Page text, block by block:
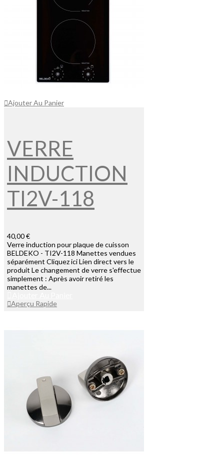
Ajouter Au Panier
VERRE
INDUCTION
TI2V-118
40,00 €
Verre induction pour plaque de cuisson
BELDEKO - TI2V-118 Manettes vendues
séparément Cliquez ici Lien direct vers le
produit Le changement de verre s'effectue
simplement : Après avoir retiré les
manettes de...
Aperçu Rapide